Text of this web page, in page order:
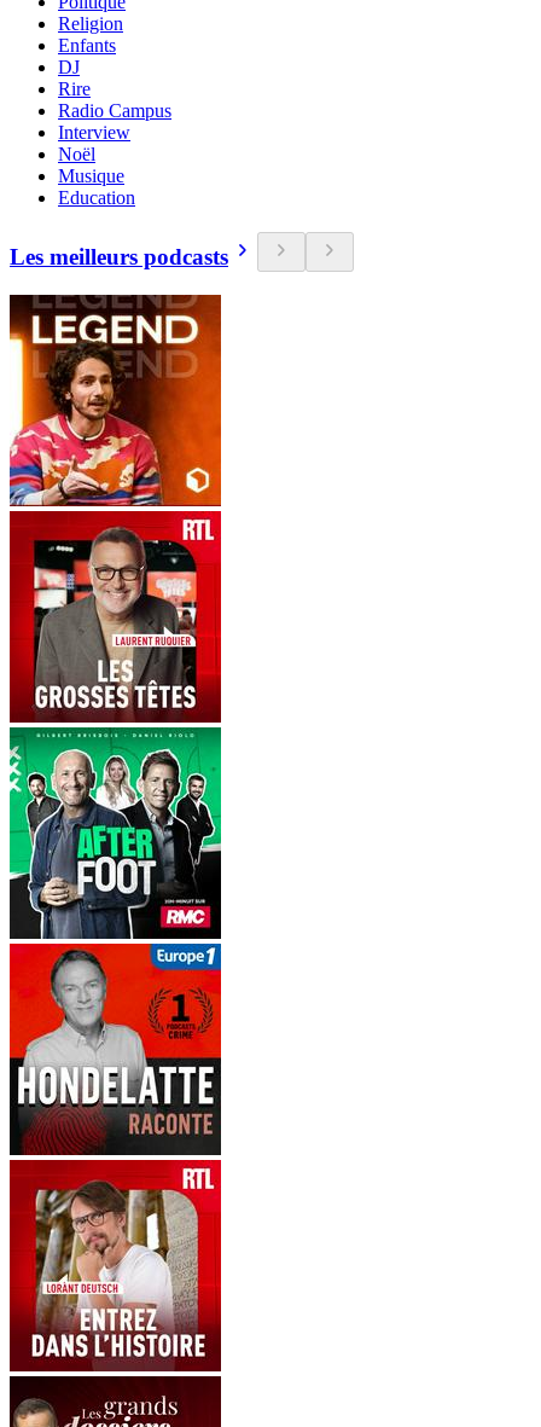
Religion
Enfants
DJ
Rire
Radio Campus
Interview
Noël
Musique
Education
Les meilleurs podcasts